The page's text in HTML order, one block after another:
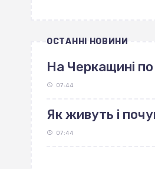
ОСТАННІ НОВИНИ
На Черкащині по
07:44
Як живуть і
07:44